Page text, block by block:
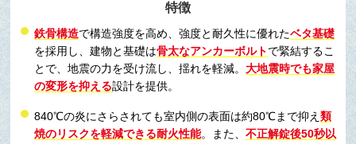
特徴
鉄骨構造で構造強度を高め、強度と耐久性に優れたベタ基礎
を採用し、建物と基礎は骨太なアンカーボルトで緊結するこ
とで、地震の力を受け流し、揺れを軽減。大地震時でも家屋
の変形を抑える設計を提供。
840℃の炎にさらされても室内側の表面は約80℃まで抑え類
焼のリスクを軽減できる耐火性能。また、不正解錠後50秒以